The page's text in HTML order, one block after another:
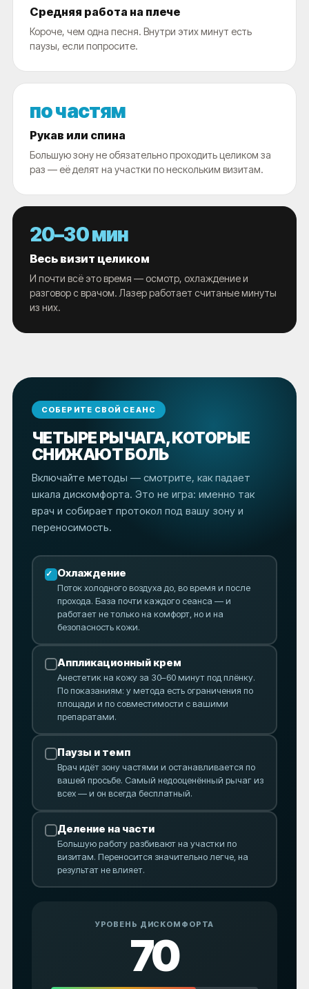
Средняя работа на плече
Короче, чем одна песня. Внутри этих минут есть
паузы, если попросите.
по частям
Рукав или спина
Большую зону не обязательно проходить целиком за
раз — её делят на участки по нескольким визитам.
20–30 мин
Весь визит целиком
И почти всё это время — осмотр, охлаждение и
разговор с врачом. Лазер работает считаные минуты
из них.
СОБЕРИТЕ СВОЙ СЕАНС
ЧЕТЫРЕ РЫЧАГА, КОТОРЫЕ
СНИЖАЮТ БОЛЬ
Включайте методы — смотрите, как падает
шкала дискомфорта. Это не игра: именно так
врач и собирает протокол под вашу зону и
переносимость.
Охлаждение
Поток холодного воздуха до, во время и после
прохода. База почти каждого сеанса — и
работает не только на комфорт, но и на
безопасность кожи.
Аппликационный крем
Анестетик на кожу за 30–60 минут под плёнку.
По показаниям: у метода есть ограничения по
площади и по совместимости с вашими
препаратами.
Паузы и темп
Врач идёт зону частями и останавливается по
вашей просьбе. Самый недооценённый рычаг из
всех — и он всегда бесплатный.
Деление на части
Большую работу разбивают на участки по
визитам. Переносится значительно легче, на
результат не влияет.
УРОВЕНЬ ДИСКОМФОРТА
70